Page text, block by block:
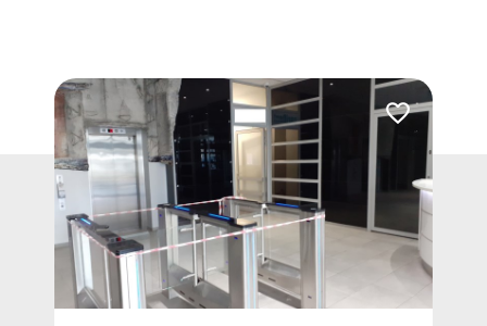
Dodaj do ulubionych Dodaj do